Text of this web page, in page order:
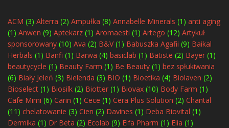
ACM (3) Alterra (2) Ampułka (8) Annabelle Minerals (1) anti aging
(1) Anwen (9) Aptekarz (1) Aromaesti (1) Artego (12) Artykuł
sponsorowany (10) Ava (2) B&V(1) Babuszka Agafii (9) Baikal
Herbals (1) Banfi (1) Barwa (4) basiclab (1) Batiste (2) Bayer (1)
beautycycle (1) Beauty Farm (1) Be Beauty (1) bez spłukiwania
(6) Biały Jeleń (3) Bielenda (3) BIO (1) Bioetika (4) Biolaven (2)
Bioselect (1) Biosilk (2) Biotter (1) Biovax (10) Body Farm (1)
Cafe Mimi (6) Carin (1) Cece (1) Cera Plus Solution (2) Chantal
(11) chelatowanie (3) Cien (2) Davines (1) Deba Biovital (1)
Dermika (1) Dr Beta (2) Ecolab (9) Elfa Pharm (1) Elia (1)